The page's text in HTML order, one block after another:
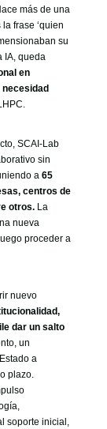
más de una
frase ‘quien
su
IA, queda
en
SCAI-Lab
sin
a 65
centros de
otros.La
nueva
proceder a
nuevo
dar un salto
un
a
plazo.
soporte inicial,